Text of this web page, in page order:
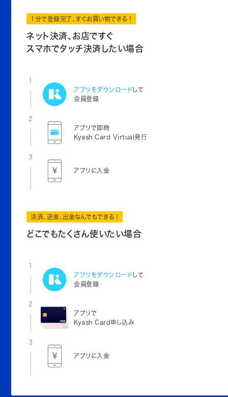
1分で登録完了、すぐお買い物できる！
ネット決済、お店ですぐ
スマホでタッチ決済したい場合
1
アプリをダウンロードして
会員登録
2
アプリで即時
Kyash Card Virtual発行
3
アプリに入金
決済、送金、出金なんでもできる！
どこでもたくさん使いたい場合
1
アプリをダウンロードして
会員登録
2
アプリで
Kyash Card申し込み
3
アプリに入金